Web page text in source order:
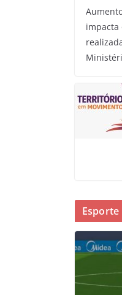
impacta
Esporte